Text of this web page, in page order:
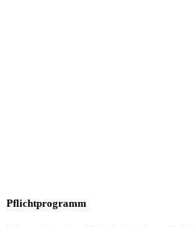
Pflichtprogramm